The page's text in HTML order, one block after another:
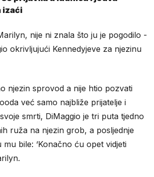
izaći
nije ni znala što ju je pogodilo -
okrivljujući Kennedyjeve za njezinu
njezin sprovod a nije htio pozvati
već samo najbliže prijatelje i
smrti, DiMaggio je tri puta tjedno
ruža na njezin grob, a posljednje
bile: ‘Konačno ću opet vidjeti